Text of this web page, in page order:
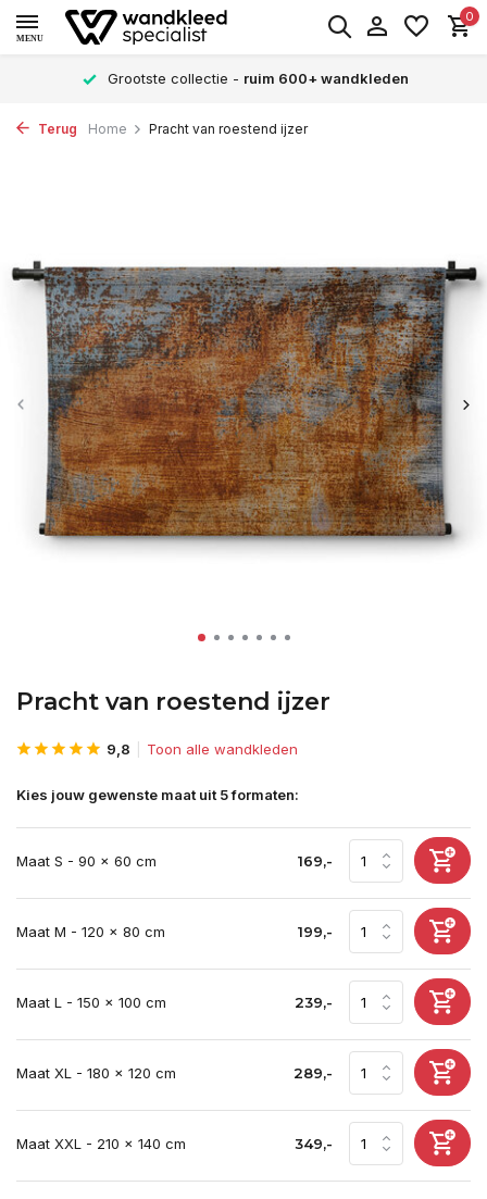
MENU
0
Grootste collectie -ruim 600+ wandkleden
Terug Home Pracht van roestend ijzer
Pracht van roestend ijzer
9,8 Toon alle wandkleden
Kies jouw gewenste maat uit 5 formaten:
Maat S - 90 x 60 cm 169,-
Maat M - 120 x 80 cm 199,-
Maat L - 150 x 100 cm 239,-
Maat XL - 180 x 120 cm 289,-
Maat XXL - 210 x 140 cm 349,-